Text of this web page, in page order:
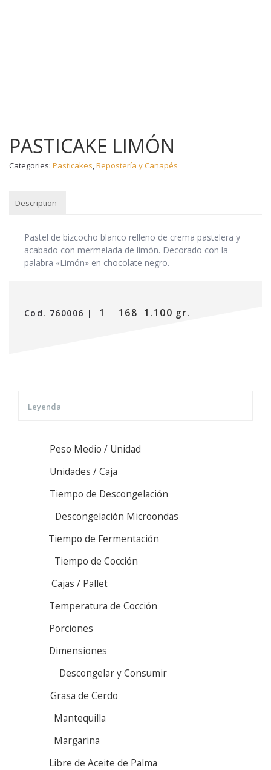
PASTICAKE LIMÓN
Categories: Pasticakes,Repostería y Canapés
Description
DESCRIPTION
Pastel de bizcocho blanco relleno de crema pastelera y
acabado con mermelada de limón. Decorado con la
palabra «Limón» en chocolate negro.
Cod. 760006 | 1 168 1.100 gr.
Leyenda
Peso Medio / Unidad
Unidades / Caja
Tiempo de Descongelación
Descongelación Microondas
Tiempo de Fermentación
Tiempo de Cocción
Cajas / Pallet
Temperatura de Cocción
Porciones
Dimensiones
Descongelar y Consumir
Grasa de Cerdo
Mantequilla
Margarina
Libre de Aceite de Palma